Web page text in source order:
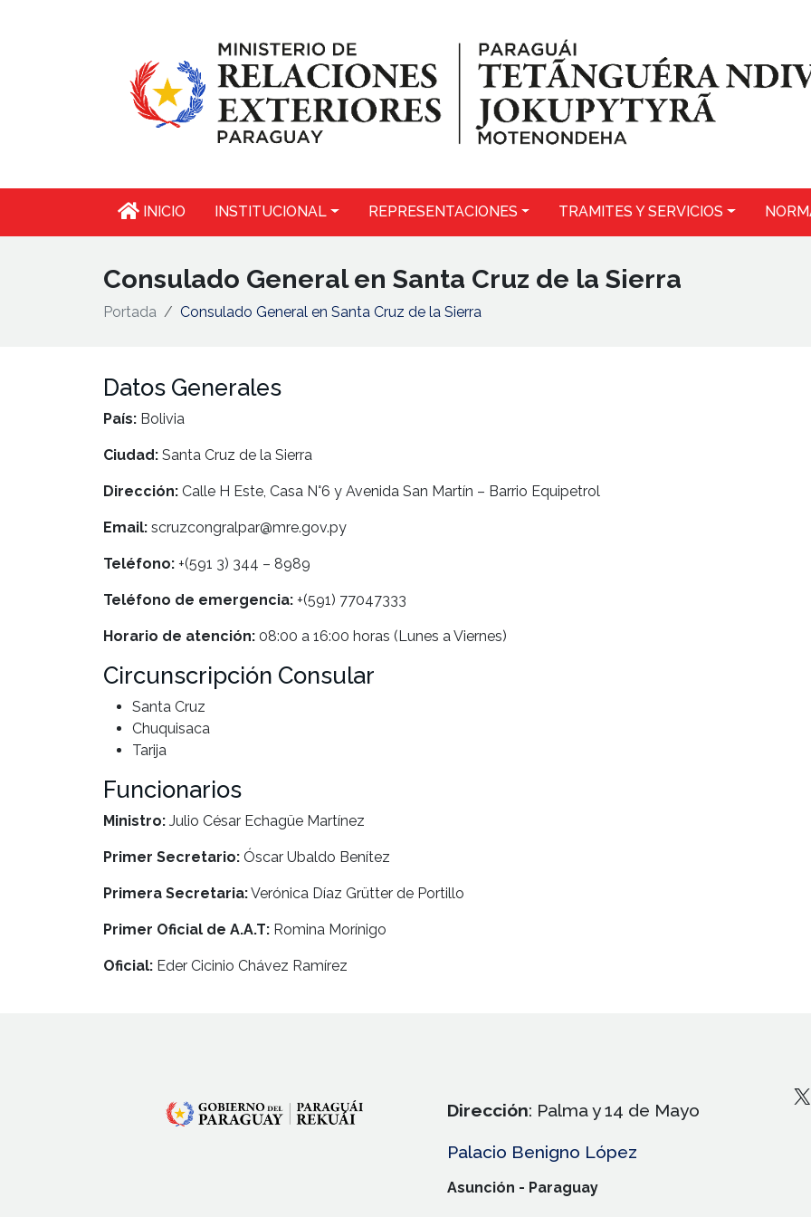
INICIO INSTITUCIONAL REPRESENTACIONES TRAMITES Y SERVICIOS
Consulado General en Santa Cruz de la Sierra
Portada Consulado General en Santa Cruz de la Sierra
Datos Generales
País: Bolivia
Ciudad: Santa Cruz de la Sierra
Dirección: Calle H Este, Casa N°6 y Avenida San Martín – Barrio Equipetrol
Email: scruzcongralpar@mre.gov.py
Teléfono: +(591 3) 344 – 8989
Teléfono de emergencia: +(591) 77047333
Horario de atención: 08:00 a 16:00 horas (Lunes a Viernes)
Circunscripción Consular
Santa Cruz
Chuquisaca
Tarija
Funcionarios
Ministro: Julio César Echagüe Martínez
Primer Secretario: Óscar Ubaldo Benítez
Primera Secretaria:Verónica Díaz Grütter de Portillo
Primer Oficial de A.A.T: Romina Morínigo
Oficial: Eder Cicinio Chávez Ramírez
Dirección: Palma y 14 de Mayo
Palacio Benigno López
Asunción - Paraguay
X